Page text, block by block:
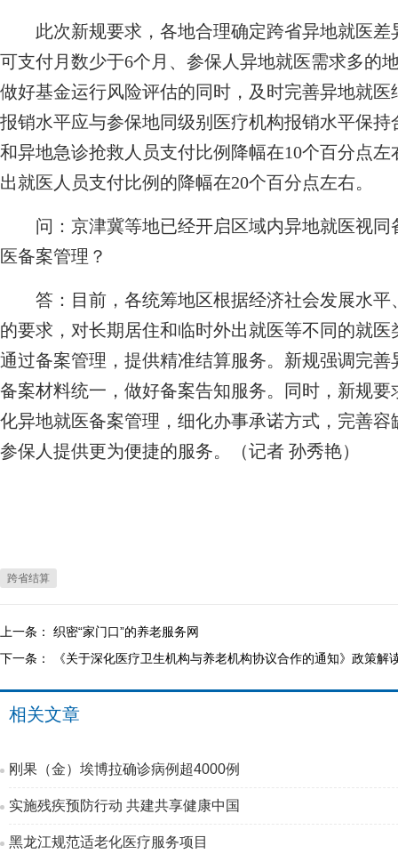
此次新规要求，各地合理确定跨省异地就医差
可支付月数少于6个月、参保人异地就医需求多的
做好基金运行风险评估的同时，及时完善异地就
报销水平应与参保地同级别医疗机构报销水平保
和异地急诊抢救人员支付比例降幅在10个百分点
出就医人员支付比例的降幅在20个百分点左右。
问：京津冀等地已经开启区域内异地就医视
医备案管理？
答：目前，各统筹地区根据经济社会发展水平
的要求，对长期居住和临时外出就医等不同的就
通过备案管理，提供精准结算服务。新规强调完
备案材料统一，做好备案告知服务。同时，新规
化异地就医备案管理，细化办事承诺方式，完善
参保人提供更为便捷的服务。（记者 孙秀艳）
跨省结算
上一条： 织密“家门口”的养老服务网
下一条：
《关于深化医疗卫生机构与养老机构协议合作的通知》政策解
相关文章
刚果（金）埃博拉确诊病例超4000例
实施残疾预防行动 共建共享健康中国
黑龙江规范适老化医疗服务项目